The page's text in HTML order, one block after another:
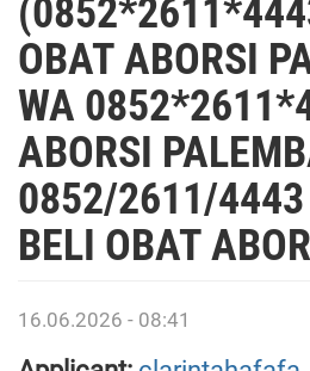
OBAT ABORSI
WA
ABORSI
0852/2611/4443
BELI OBAT
16.06.2026 - 08:41